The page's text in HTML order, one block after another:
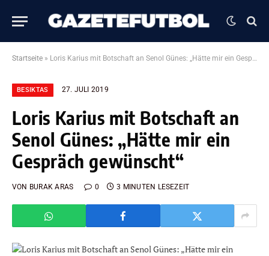
Startseite » Loris Karius mit Botschaft an Senol Günes: „Hätte mir ein Gespräch gewünscht“
BESIKTAS 27. JULI 2019
Loris Karius mit Botschaft an
Senol Günes: „Hätte mir ein
Gespräch gewünscht“
VON BURAK ARAS 0 3 MINUTEN LESEZEIT